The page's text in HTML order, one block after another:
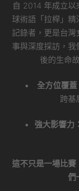
自 2014 年成立以
球術語「拉桿」
記錄者，更是台
事與深度採訪，
後的生命
全方位覆蓋
跨基
強大影響力：
這不只是一場比
們